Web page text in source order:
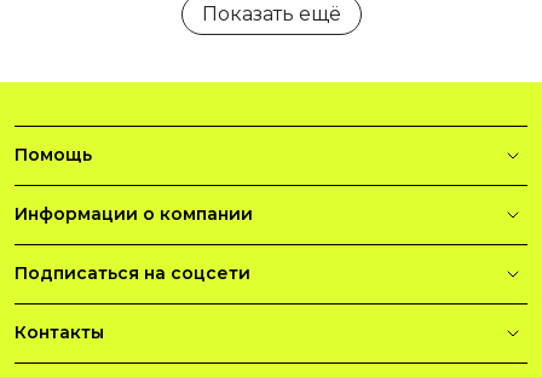
Показать ещё
Помощь
Информации о компании
Подписаться на соцсети
Контакты